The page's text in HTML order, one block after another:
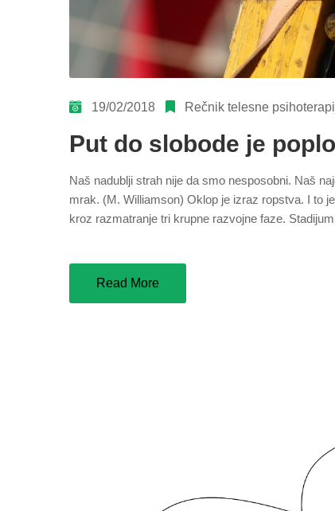
19/02/2018 Rečnik telesne
Put do slobode je
Naš nadublji strah nije da smo nesposobni. Naš
mrak. (M. Williamson) Oklop je izraz ropstva. I to
kroz razmatranje tri krupne razvojne faze.
Read More